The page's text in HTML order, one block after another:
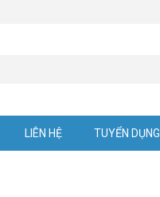
LIÊN HỆ TUYỂN DỤNG